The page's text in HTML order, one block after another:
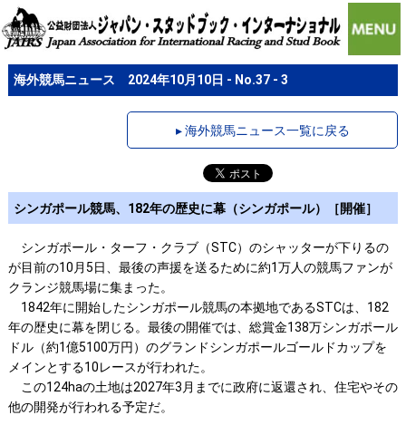
海外競馬ニュース 2024年10月10日 - No.37 - 3
▸ 海外競馬ニュース一覧に戻る
シンガポール競馬、182年の歴史に幕（シンガポール）［開催］
シンガポール・ターフ・クラブ（STC）のシャッターが下りるの
が目前の10月5日、最後の声援を送るために約1万人の競馬ファンが
クランジ競馬場に集まった。
1842年に開始したシンガポール競馬の本拠地であるSTCは、182
年の歴史に幕を閉じる。最後の開催では、総賞金138万シンガポール
ドル（約1億5100万円）のグランドシンガポールゴールドカップを
メインとする10レースが行われた。
この124haの土地は2027年3月までに政府に返還され、住宅やその
他の開発が行われる予定だ。